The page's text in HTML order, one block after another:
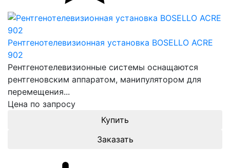
Рентгенотелевизионная установка BOSELLO ACRE
902
Рентгенотелевизионные системы оснащаются
рентгеновским аппаратом, манипулятором для
перемещения...
Цена по запросу
Заказать